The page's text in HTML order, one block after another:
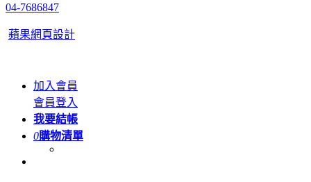
04-7686847
蘋果網頁設計
加入會員
會員登入
我要結帳
0購物清單